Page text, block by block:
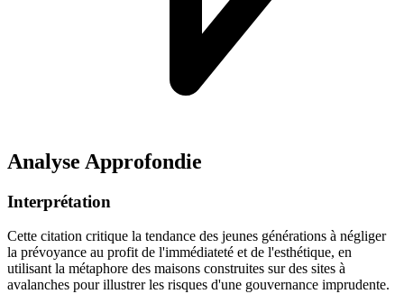
Analyse Approfondie
Interprétation
Cette citation critique la tendance des jeunes générations à négliger
la prévoyance au profit de l'immédiateté et de l'esthétique, en
utilisant la métaphore des maisons construites sur des sites à
avalanches pour illustrer les risques d'une gouvernance imprudente.